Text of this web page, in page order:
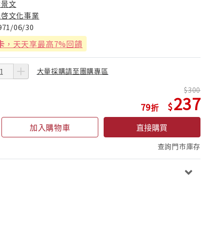
文
文化事業
06/30
，天天享最高7%回饋
大量採購請至團購專區
79
300
237
加入購物車 直接購買
查詢門市庫存